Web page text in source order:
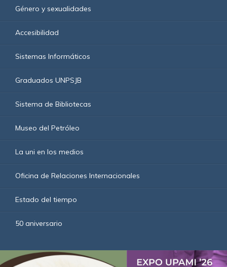
Género y sexualidades
Accesibilidad
Sistemas Informáticos
Graduados UNPSJB
Sistema de Bibliotecas
Museo del Petróleo
La uni en los medios
Oficina de Relaciones Internacionales
Estado del tiempo
50 aniversario